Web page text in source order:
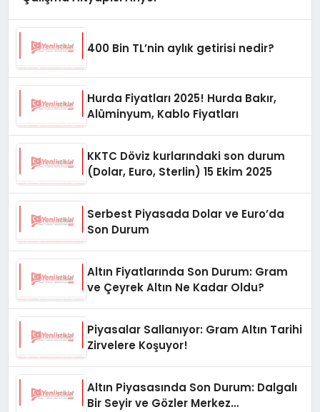
400 Bin TL’nin aylık getirisi nedir?
Hurda Fiyatları 2025! Hurda Bakır,
Alüminyum, Kablo Fiyatları
KKTC Döviz kurlarındaki son durum
(Dolar, Euro, Sterlin) 15 Ekim 2025
Serbest Piyasada Dolar ve Euro’da
Son Durum
Altın Fiyatlarında Son Durum: Gram
ve Çeyrek Altın Ne Kadar Oldu?
Piyasalar Sallanıyor: Gram Altın Tarihi
Zirvelere Koşuyor!
Altın Piyasasında Son Durum: Dalgalı
Bir Seyir ve Gözler Merkez